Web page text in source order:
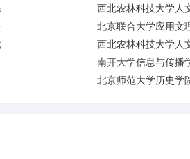
南开大学信息与传播
北京师范大学历史学